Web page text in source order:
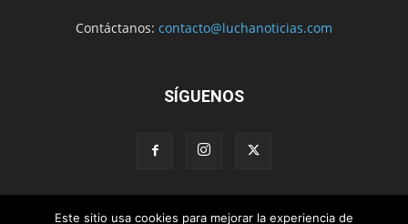
Contáctanos: contacto@luchanoticias.com
SÍGUENOS
WWE Noticias WWE AEW Lucha Libre Mexicana
Este sitio usa cookies para mejorar la experiencia de